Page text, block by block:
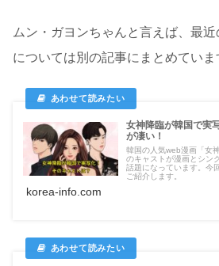
ムン・ガヨンちゃんと言えば、最近
については別の記事にまとめていま
女神降臨が韓国で実
が凄い！
韓国の人気web漫画「女
のキャストが漫画とシン
話題になっています。今
ご紹介します。
korea-info.com